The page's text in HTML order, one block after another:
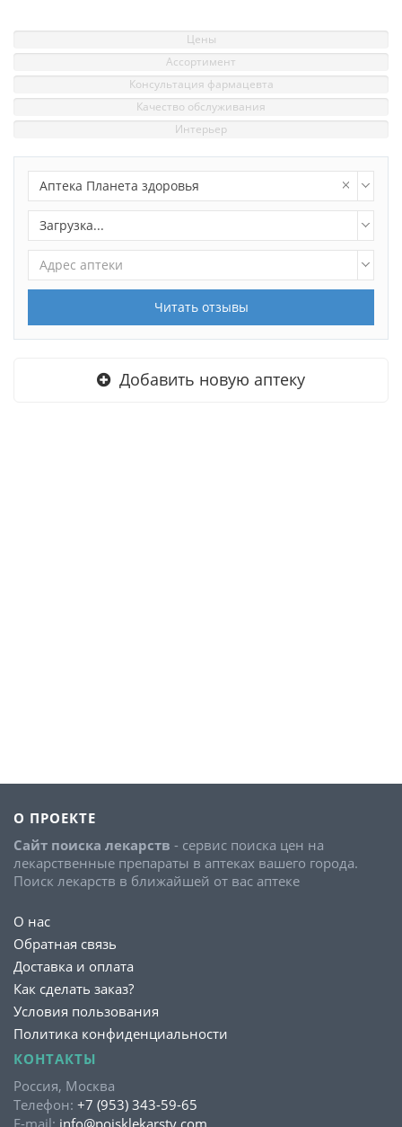
Цены
Ассортимент
Консультация фармацевта
Качество обслуживания
Интерьер
Аптека Планета здоровья
Загрузка...
Адрес аптеки
Читать отзывы
Добавить новую аптеку
О ПРОЕКТЕ
Сайт поиска лекарств - сервис поиска цен на
лекарственные препараты в аптеках вашего города.
Поиск лекарств в ближайшей от вас аптеке
О нас
Обратная связь
Доставка и оплата
Как сделать заказ?
Условия пользования
Политика конфиденциальности
КОНТАКТЫ
Россия, Москва
Телефон: +7 (953) 343-59-65
E-mail: info@poisklekarstv.com